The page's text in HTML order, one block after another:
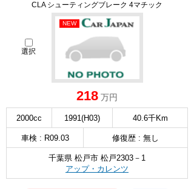
CLA シューティングブレーク 4マチック
選択
NEW
218 万円
2000cc 1991(H03) 40.6千Km
車検 : R09.03 修復歴 : 無し
千葉県 松戸市 松戸2303－1
アップ・カレンツ